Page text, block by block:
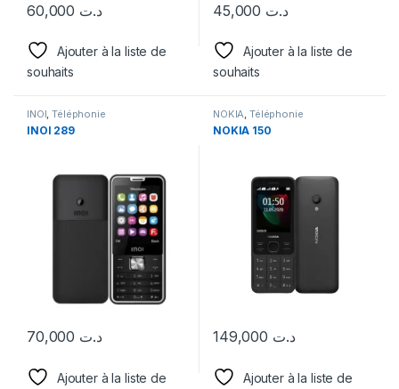
د.ت
Ajouter à la liste de
souhaits
د.ت
Ajouter à la liste de
souhaits
INOI,Téléphonie
INOI 289
د.ت
Ajouter à la liste de
NOKIA,Téléphonie
ΝΟΚΙΑ 150
د.ت
Ajouter à la liste de